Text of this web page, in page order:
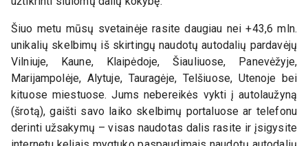
Šiuo metu mūsų svetainėje rasite daugiau nei +43,6 mln.
unikalių skelbimų iš skirtingų naudotų autodalių pardavėjų
Vilniuje, Kaune, Klaipėdoje, Šiauliuose, Panevėžyje,
Marijampolėje, Alytuje, Tauragėje, Telšiuose, Utenoje bei
kituose miestuose. Jums nebereikės vykti į autolaužyną
(šrotą), gaišti savo laiko skelbimų portaluose ar telefonu
derinti užsakymų – visas naudotas dalis rasite ir įsigysite